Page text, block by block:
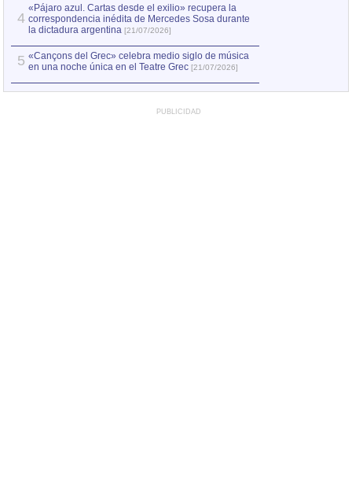
4
«Pájaro azul. Cartas desde el exilio» recupera la
correspondencia inédita de Mercedes Sosa durante
la dictadura argentina [21/07/2026]
5 «Cançons del Grec» celebra medio siglo de música
en una noche única en el Teatre Grec [21/07/2026]
PUBLICIDAD